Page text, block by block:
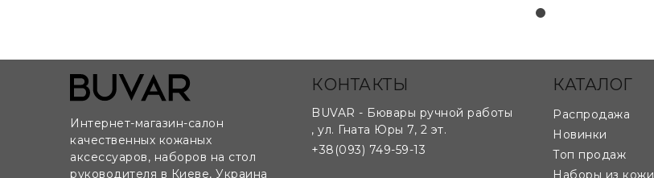
Интернет-магазин-салон
качественных кожаных
аксессуаров, наборов на стол
руководителя в Киеве, Украина
КОНТАКТЫ
BUVAR - Бювары ручной работы
, ул. Гната Юры 7, 2 эт.
+38(093) 749-59-13
КАТАЛОГ
Распродажа
Новинки
Топ продаж
Наборы из кожи